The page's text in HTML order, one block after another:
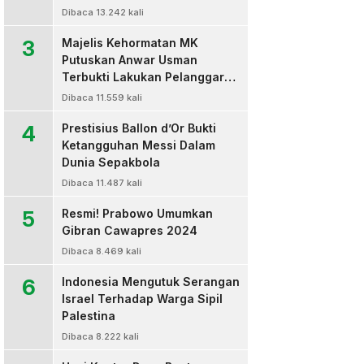
Dibaca 13.242 kali
3
Majelis Kehormatan MK
Putuskan Anwar Usman
Terbukti Lakukan Pelanggaran
Berat Kode Etik dan
Dibaca 11.559 kali
4
Prestisius Ballon d’Or Bukti
Ketangguhan Messi Dalam
Dunia Sepakbola
Dibaca 11.487 kali
5
Resmi! Prabowo Umumkan
Gibran Cawapres 2024
Dibaca 8.469 kali
6
Indonesia Mengutuk Serangan
Israel Terhadap Warga Sipil
Palestina
Dibaca 8.222 kali